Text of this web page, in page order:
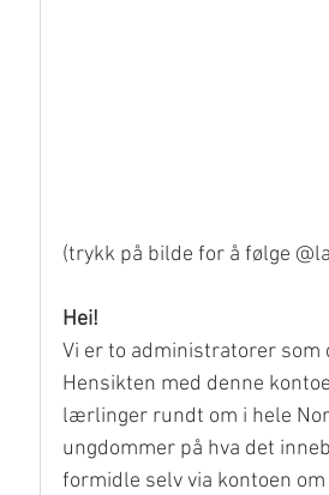
(trykk på bilde for å følge
Hei!
Vi er to administratorer
Hensikten med denne
lærlinger rundt om i hele
ungdommer på hva det
formidle selv via kontoen